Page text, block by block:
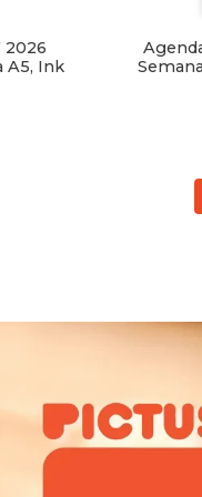
2026
A5, Ink